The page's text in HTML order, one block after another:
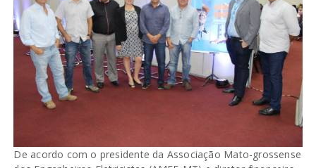
De acordo com o presidente da Associação Mato-grossense